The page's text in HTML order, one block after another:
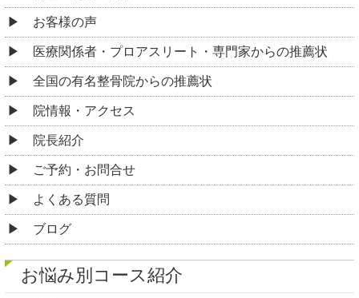
お客様の声
医療関係者・プロアスリート・専門家からの推薦状
全国の有名整骨院からの推薦状
院情報・アクセス
院長紹介
ご予約・お問合せ
よくある質問
ブログ
お悩み別コース紹介